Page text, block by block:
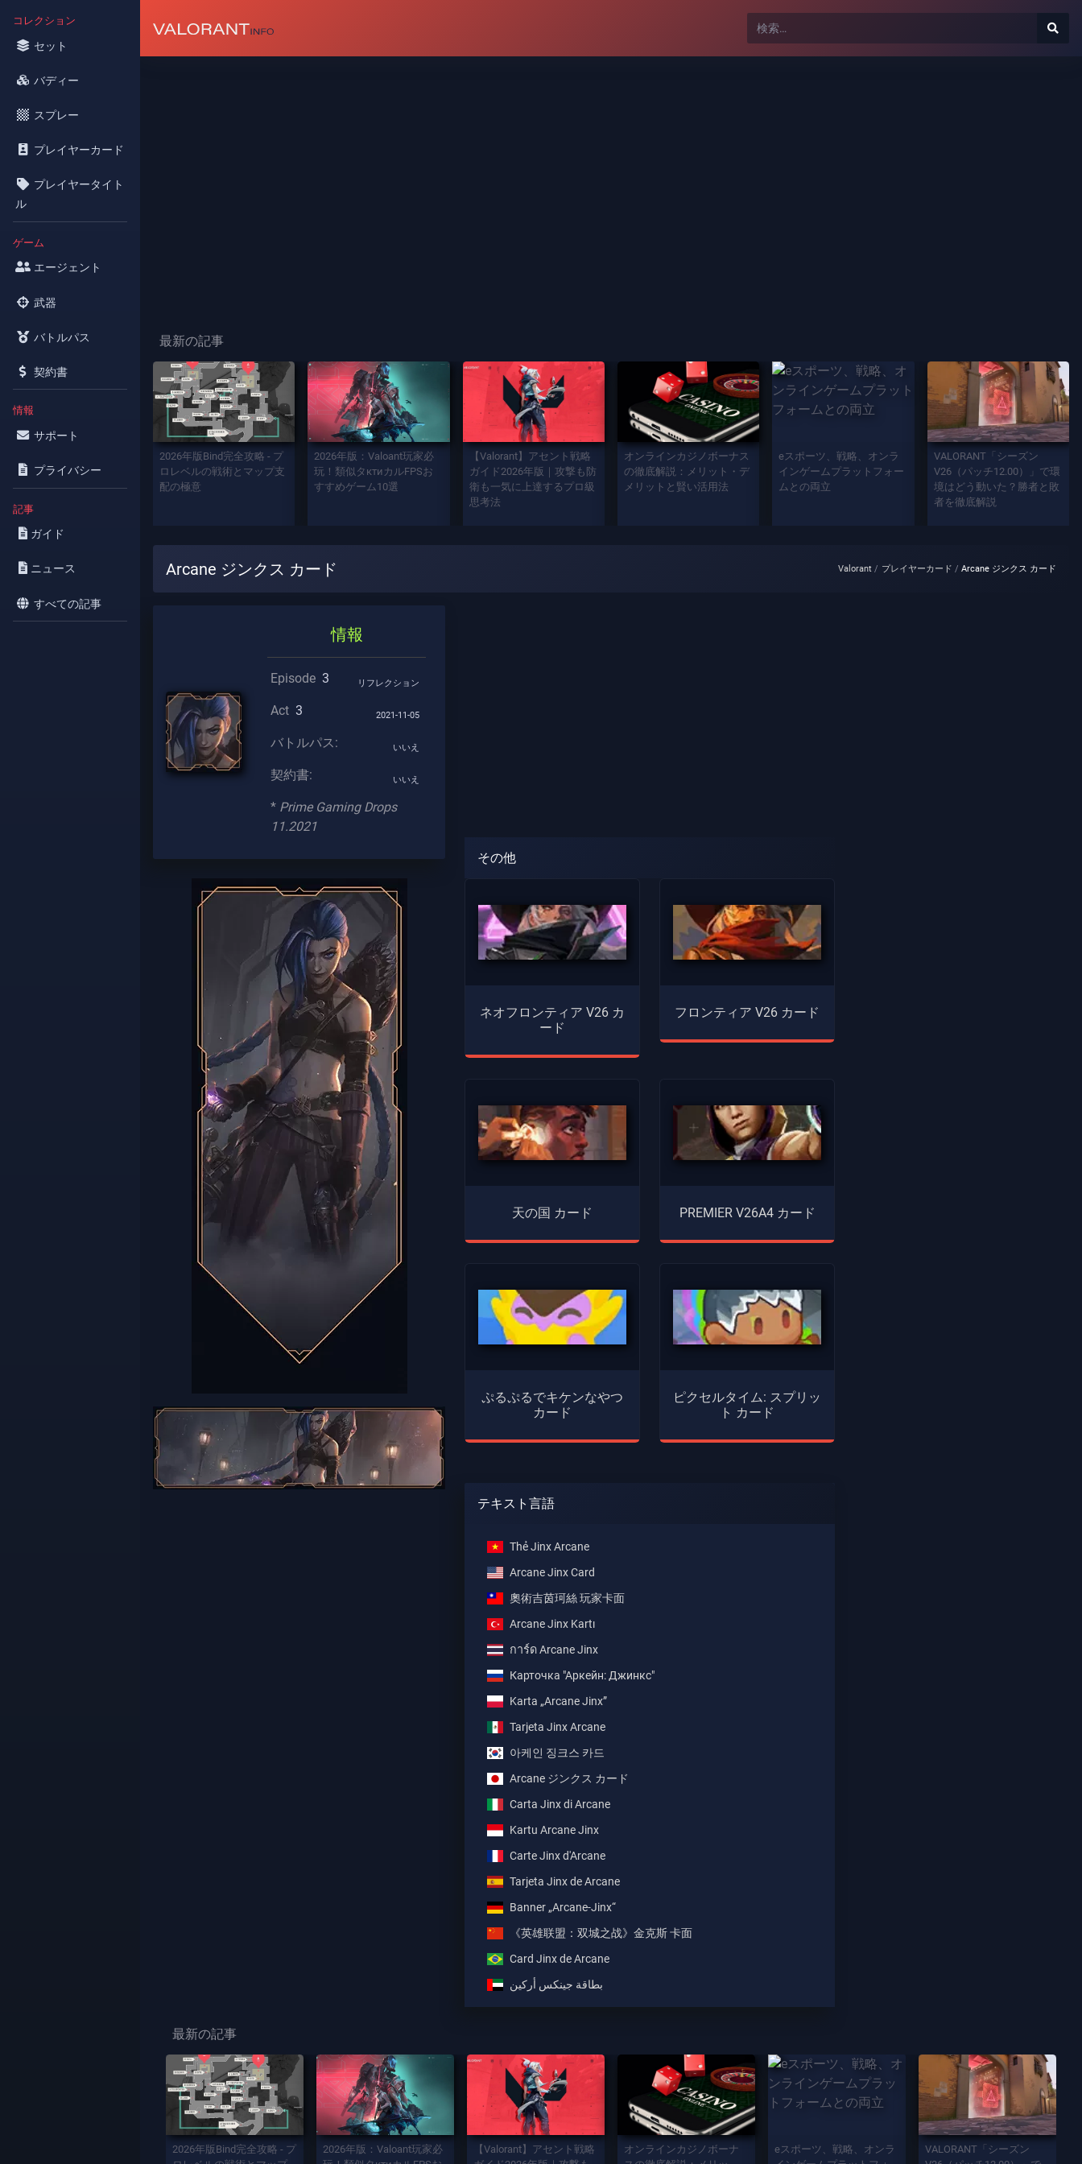
コレクション
セット
バディー
スプレー
プレイヤーカード
プレイヤータイト
ル
ゲーム
エージェント
武器
バトルパス
契約書
情報
サポート
プライバシー
記事
ガイド
ニュース
すべての記事
最新の記事
2026年版Bind完全攻略 - プ
ロレベルの戦術とマップ支
配の極意
2026年版：Valoant玩家必
玩！類似タктиカルFPSお
すすめゲーム10選
【Valorant】アセント戦略
ガイド2026年版｜攻撃も防
衛も一気に上達するプロ級
思考法
オンラインカジノボーナス
の徹底解説：メリット・デ
メリットと賢い活用法
eスポーツ、戦略、オンラ
インゲームプラットフォー
ムとの両立
VALORANT「シーズン
V26（パッチ12.00）」で環
境はどう動いた？勝者と敗
者を徹底解説
Arcane ジンクス カード Valorant プレイヤーカード Arcane ジンクス カード
情報
Episode 3 リフレクション
Act 3 2021-11-05
バトルパス: いいえ
契約書: いいえ
* Prime Gaming Drops
11.2021
その他
ネオフロンティア V26 カ
ード
フロンティア V26 カード
天の国 カード PREMIER V26A4 カード
ぷるぷるでキケンなやつ
カード
ピクセルタイム: スプリッ
ト カード
テキスト言語
Thẻ Jinx Arcane
Arcane Jinx Card
奧術吉茵珂絲 玩家卡面
Arcane Jinx Kartı
การ์ด Arcane Jinx
Карточка "Аркейн: Джинкс"
Karta „Arcane Jinx”
Tarjeta Jinx Arcane
아케인 징크스 카드
Arcane ジンクス カード
Carta Jinx di Arcane
Kartu Arcane Jinx
Carte Jinx d'Arcane
Tarjeta Jinx de Arcane
Banner „Arcane-Jinx“
《英雄联盟：双城之战》金克斯 卡面
Card Jinx de Arcane
بطاقة جينكس أركين
最新の記事
2026年版Bind完全攻略 - プ
2026年版：Valoant玩家必
【Valorant】アセント戦略
オンラインカジノボーナ
eスポーツ、戦略、オンラ
VALORANT「シーズン